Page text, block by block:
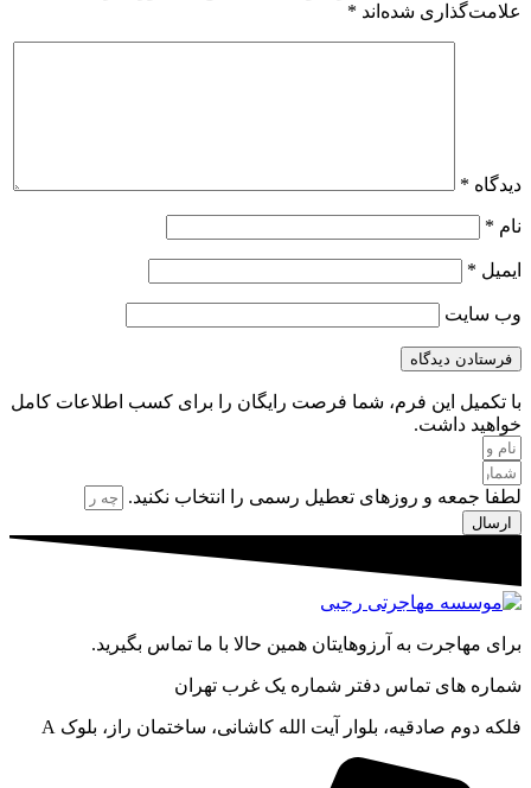
علامت‌گذاری شده‌اند *
دیدگاه *
نام *
ایمیل *
وب‌ سایت
با تکمیل این فرم، شما فرصت رایگان را برای کسب اطلاعات کامل
خواهید داشت.
لطفا جمعه و روزهای تعطیل رسمی را انتخاب نکنید.
ارسال
برای مهاجرت به آرزوهایتان همین حالا با ما تماس بگیرید.
شماره های تماس دفتر شماره یک غرب تهران
فلکه دوم صادقیه، بلوار آیت الله کاشانی، ساختمان راز، بلوک A